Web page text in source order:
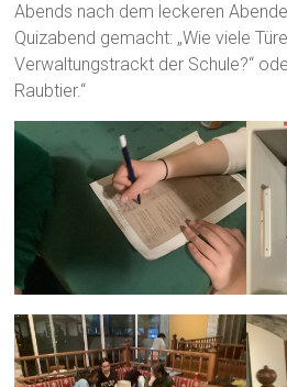
Abends nach dem leckeren
Quizabend gemacht: „Wie viele
Verwaltungstrackt der Schule?“
Raubtier.“